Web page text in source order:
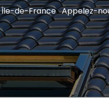
Île-de-France Appelez-